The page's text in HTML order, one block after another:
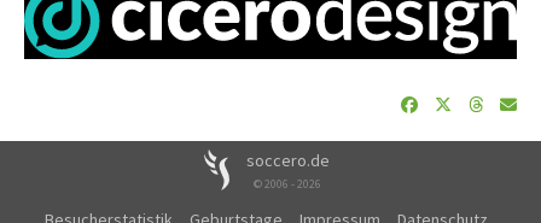
soccero.de
© 2006 - 2026